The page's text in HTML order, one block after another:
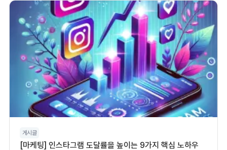
게시글
[마케팅] 인스타그램 도달률을 높이는 9가지 핵심 노하우